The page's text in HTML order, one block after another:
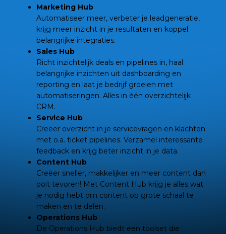
Marketing Hub
Automatiseer meer, verbeter je leadgeneratie,
krijg meer inzicht in je resultaten en koppel
belangrijke integraties.
Sales Hub
Richt inzichtelijk deals en pipelines in, haal
belangrijke inzichten uit dashboarding en
reporting en laat je bedrijf groeien met
automatiseringen. Alles in één overzichtelijk
CRM.
Service Hub
Creëer overzicht in je servicevragen en klachten
met o.a. ticket pipelines. Verzamel interessante
feedback en krijg beter inzicht in je data.
Content Hub
Creëer sneller, makkelijker en meer content dan
ooit tevoren! Met Content Hub krijg je alles wat
je nodig hebt om content op grote schaal te
maken en te delen.
Operations Hub
De Operations Hub biedt een toolset die